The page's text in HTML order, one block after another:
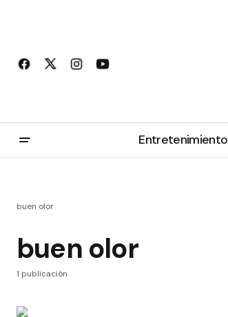
Entretenimiento
buen olor
buen olor
1 publicación